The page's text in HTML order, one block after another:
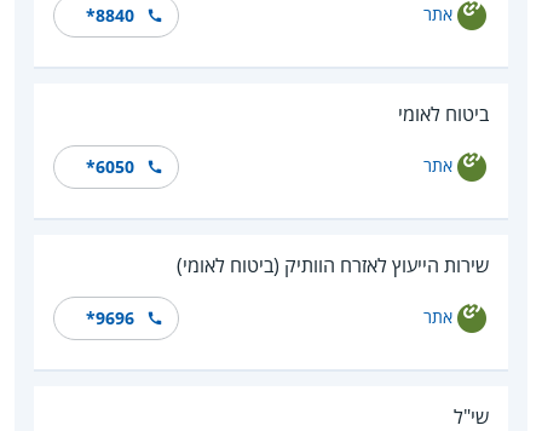
אתר *8840
ביטוח לאומי
אתר *6050
שירות הייעוץ לאזרח הוותיק (ביטוח לאומי)
אתר *9696
שי"ל